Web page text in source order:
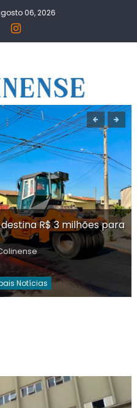
06, 2026
R$ 3 milhões para
Notícias